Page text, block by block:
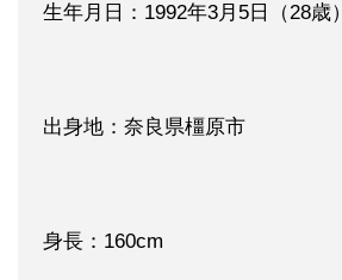
生年月日：1992年3月5日（28歳）
出身地：奈良県橿原市
身長：160cm